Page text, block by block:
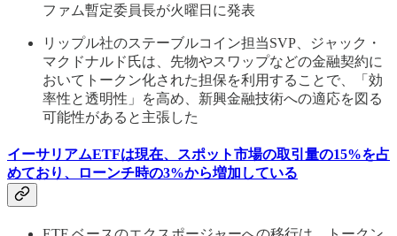
ファム暫定委員長が火曜日に発表
リップル社のステーブルコイン担当SVP、ジャック・
マクドナルド氏は、先物やスワップなどの金融契約に
おいてトークン化された担保を利用することで、「効
率性と透明性」を高め、新興金融技術への適応を図る
可能性があると主張した
イーサリアムETFは現在、スポット市場の取引量の15%を占
めており、ローンチ時の3%から増加している